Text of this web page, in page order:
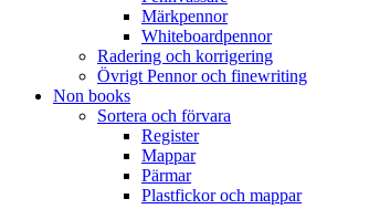
Märkpennor
Whiteboardpennor
Radering och korrigering
Övrigt Pennor och finewriting
Non books
Sortera och förvara
Register
Mappar
Pärmar
Plastfickor och mappar